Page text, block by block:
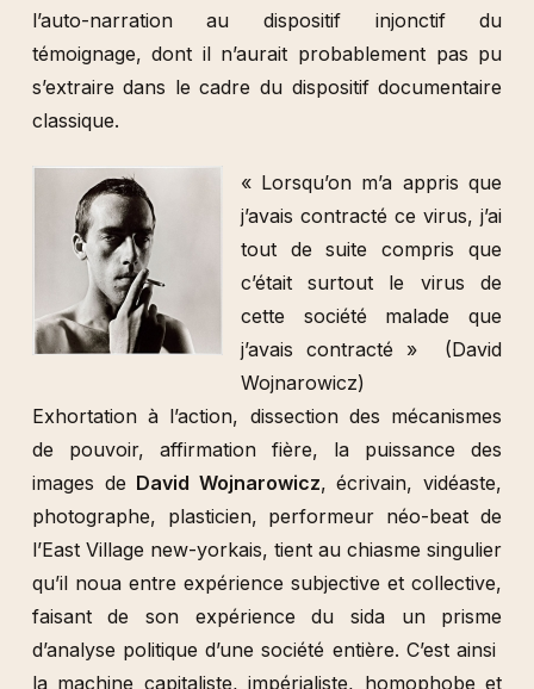
l’auto-narration au dispositif injonctif du
témoignage, dont il n’aurait probablement pas pu
s’extraire dans le cadre du dispositif documentaire
classique.
« Lorsqu’on m’a appris que
j’avais contracté ce virus, j’ai
tout de suite compris que
c’était surtout le virus de
cette société malade que
j’avais contracté » (David
Wojnarowicz)
Exhortation à l’action, dissection des mécanismes
de pouvoir, affirmation fière, la puissance des
images de David Wojnarowicz, écrivain, vidéaste,
photographe, plasticien, performeur néo-beat de
l’East Village new-yorkais, tient au chiasme singulier
qu’il noua entre expérience subjective et collective,
faisant de son expérience du sida un prisme
d’analyse politique d’une société entière. C’est ainsi
la machine capitaliste, impérialiste, homophobe et